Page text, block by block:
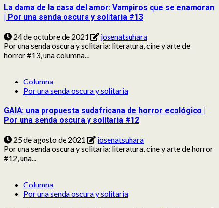
La dama de la casa del amor: Vampiros que se enamoran
| Por una senda oscura y solitaria #13
24 de octubre de 2021
josenatsuhara
Por una senda oscura y solitaria: literatura, cine y arte de
horror #13, una columna...
Columna
Por una senda oscura y solitaria
GAIA: una propuesta sudafricana de horror ecológico |
Por una senda oscura y solitaria #12
25 de agosto de 2021
josenatsuhara
Por una senda oscura y solitaria: literatura, cine y arte de horror
#12, una...
Columna
Por una senda oscura y solitaria